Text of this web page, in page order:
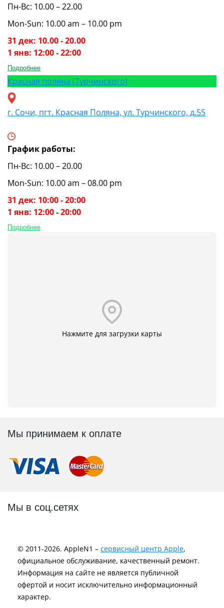
Пн-Вс: 10.00 – 22.00
Mon-Sun: 10.00 am – 10.00 pm
31 дек: 10.00 - 20.00
1 янв: 12:00 - 22:00
Подробнее
Красная поляна (Турчинского)
г. Сочи, пгт. Красная Поляна, ул. Турчинского, д.55
График работы:
Пн-Вс: 10.00 – 20.00
Mon-Sun: 10.00 am – 08.00 pm
31 дек: 10:00 - 20:00
1 янв: 12:00 - 20:00
Подробнее
Нажмите для загрузки карты
Мы принимаем к оплате
Мы в соц.сетях
© 2011-2026. AppleN1 – сервисный центр Apple,
официальное обслуживание, качественный ремонт.
Информация на сайте не является публичной
офертой и носит исключительно информационный
характер.